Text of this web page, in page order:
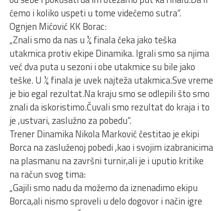
ćemo i koliko uspeti u tome videćemo sutra“.
Ognjen Mićović KK Borac:
„Znali smo da nas u ¼ finala čeka jako teška
utakmica protiv ekipe Dinamika. Igrali smo sa njima
već dva puta u sezoni i obe utakmice su bile jako
teške. U ¼ finala je uvek najteža utakmica.Sve vreme
je bio egal rezultat.Na kraju smo se odlepili što smo
znali da iskoristimo.Čuvali smo rezultat do kraja i to
je ,ustvari, zaslužno za pobedu“.
Trener Dinamika Nikola Marković čestitao je ekipi
Borca na zasluženoj pobedi ,kao i svojim izabranicima
na plasmanu na završni turnir,ali je i uputio kritike
na račun svog tima:
„Gajili smo nadu da možemo da iznenadimo ekipu
Borca,ali nismo sproveli u delo dogovor i način igre